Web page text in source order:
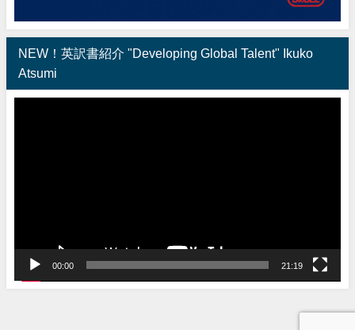
NEW！英訳書紹介 "Developing Global Talent" Ikuko
Atsumi
00:00 21:19